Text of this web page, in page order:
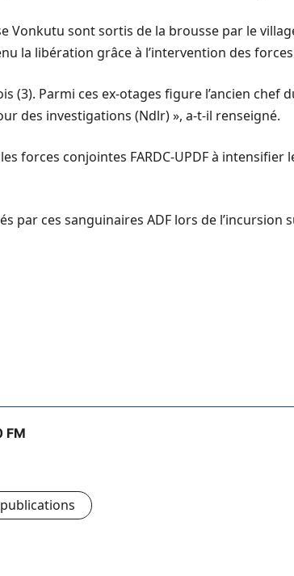
Vonkutu sont sortis de la brousse par le
la libération grâce à l’intervention des
(3). Parmi ces ex-otages figure l’ancien chef
des investigations (Ndlr) », a-t-il renseigné.
forces conjointes FARDC-UPDF à
par ces sanguinaires ADF lors de
FM